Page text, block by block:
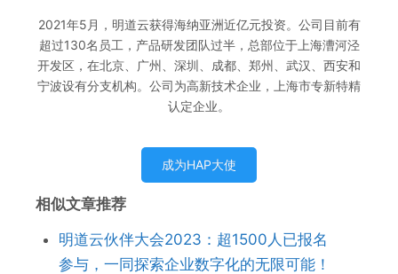
2021年5月，明道云获得海纳亚洲近亿元投资。公司目前有
超过130名员工，产品研发团队过半，总部位于上海漕河泾
开发区，在北京、广州、深圳、成都、郑州、武汉、西安和
宁波设有分支机构。公司为高新技术企业，上海市专新特精
认定企业。
成为HAP大使
相似文章推荐
明道云伙伴大会2023：超1500人已报名
参与，一同探索企业数字化的无限可能！